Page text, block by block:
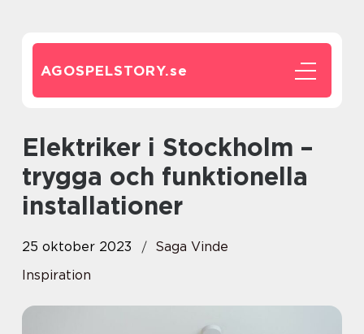
AGOSPELSTORY.se
Elektriker i Stockholm –
trygga och funktionella
installationer
25 oktober 2023
Saga Vinde
Inspiration